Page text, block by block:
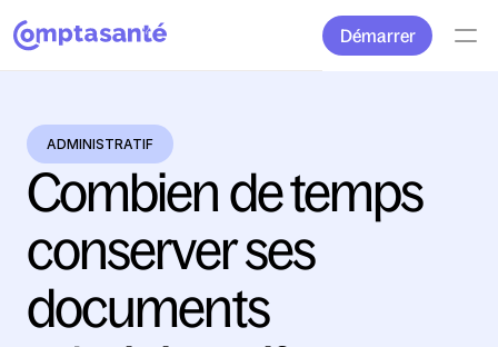
Démarrer
ADMINISTRATIF
Combien de temps
conserver ses
documents